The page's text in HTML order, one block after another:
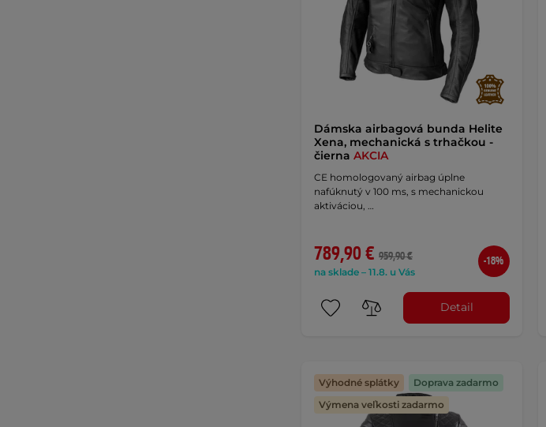
Dámska airbagová bunda Helite
Xena, mechanická s trhačkou -
čierna AKCIA
CE homologovaný airbag úplne
nafúknutý v 100 ms, s mechanickou
aktiváciou, …
789,90 € 959,90 €
na sklade – 11.8. u Vás
-18%
Detail
Výhodné splátky
Doprava zadarmo
Výmena veľkosti zadarmo